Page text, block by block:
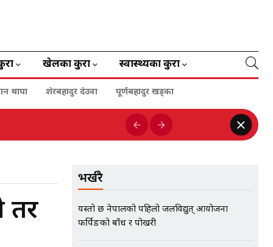
खेलका कुरा स्वास्थ्यका कुरा
थापा शेरबहादुर देउवा पूर्णबहादुर खड्का
तर
भर्खरै
यस्तो छ नेपालको पहिलो जलविद्युत् आयोजना
फर्पिङको बाँध र पोखरी